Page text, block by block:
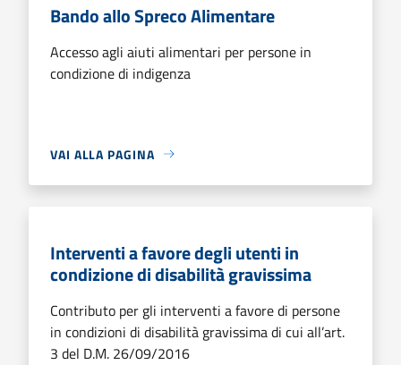
Bando allo Spreco Alimentare
Accesso agli aiuti alimentari per persone in
condizione di indigenza
VAI ALLA PAGINA
Interventi a favore degli utenti in
condizione di disabilità gravissima
Contributo per gli interventi a favore di persone
in condizioni di disabilità gravissima di cui all’art.
3 del D.M. 26/09/2016